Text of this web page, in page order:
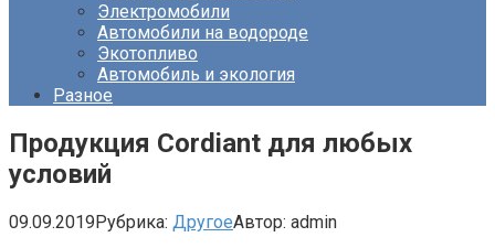
Электромобили
Автомобили на водороде
Экотопливо
Автомобиль и экология
Разное
Продукция Cordiant для любых
условий
09.09.2019Рубрика: ДругоеАвтор: admin